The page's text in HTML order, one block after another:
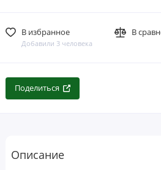
В избранное
Добавили 3 человека
В
Поделиться
Описание